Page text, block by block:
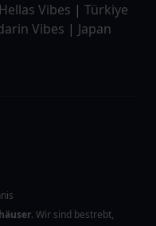
Hellas Vibes | Türkiye
Vibes | Japan
. Wir sind bestrebt,